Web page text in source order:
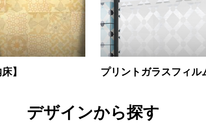
】 プリントガラスフィル
デザインから探す